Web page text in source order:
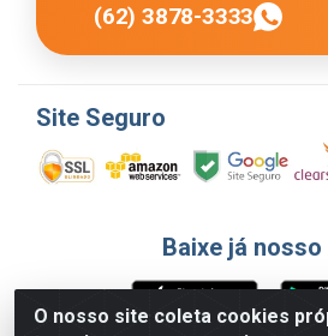
O nosso site coleta cookies
(62) 3878-3333
Site Seguro
Baixe já nosso